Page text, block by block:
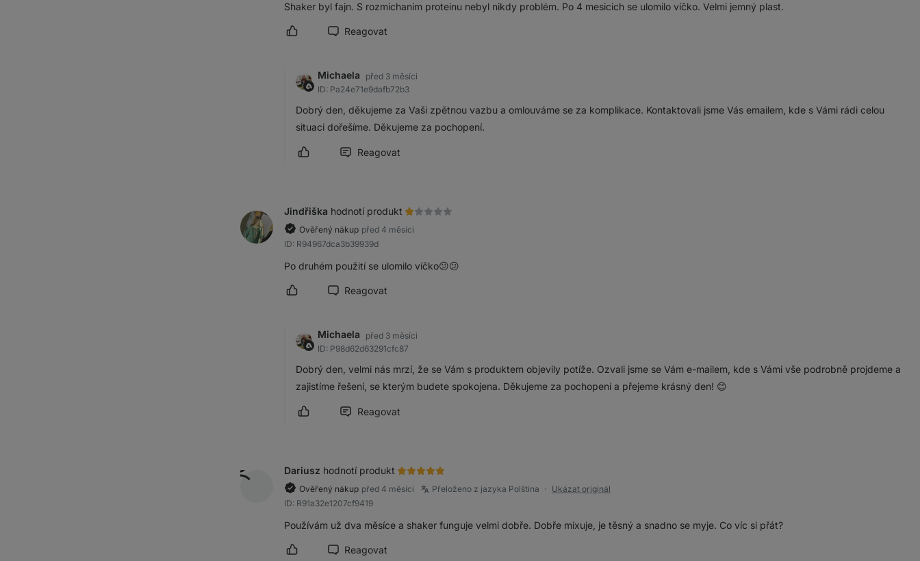
Shaker byl fajn. S rozmichanim proteinu nebyl nikdy problém. Po 4 mesicich se ulomilo víčko. Velmi jemný plast.
Označit recenzi jako přínosnou
Reagovat
Michaela
před 3 měsíci
ID: Pa24e71e9dafb72b3
Dobrý den, děkujeme za Vaši zpětnou vazbu a omlouváme se za komplikace. Kontaktovali jsme Vás emailem, kde s Vámi rádi celou
situaci dořešíme. Děkujeme za pochopení.
Označit příspěvek jako přínosný
Reagovat
Jindřiška hodnotí produkt
Ověřený nákup před 4 měsíci
ID: R94967dca3b39939d
Po druhém použití se ulomilo víčko😕😕
Označit recenzi jako přínosnou
Reagovat
Michaela
před 3 měsíci
ID: P98d62d63291cfc87
Dobrý den, velmi nás mrzí, že se Vám s produktem objevily potíže. Ozvali jsme se Vám e-mailem, kde s Vámi vše podrobně projdeme a
zajistíme řešení, se kterým budete spokojena. Děkujeme za pochopení a přejeme krásný den! 😊
Označit příspěvek jako přínosný
Reagovat
Dariusz hodnotí produkt
Ověřený nákup před 4 měsíci Přeloženo z jazyka Polština ●
Ukázat originál
ID: R91a32e1207cf9419
Používám už dva měsíce a shaker funguje velmi dobře. Dobře mixuje, je těsný a snadno se myje. Co víc si přát?
Označit recenzi jako přínosnou
Reagovat